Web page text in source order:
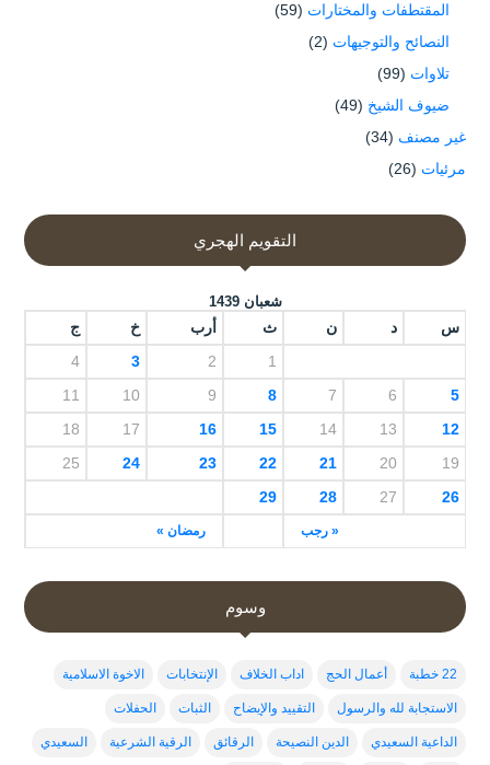
المقتطفات والمختارات (59)
النصائح والتوجيهات (2)
تلاوات (99)
ضيوف الشيخ (49)
غير مصنف (34)
مرئيات (26)
التقويم الهجري
شعبان 1439
س د ن ث أرب خ ج
« رجب رمضان »
1
2
3
4
5
6
7
8
9
10
11
12
13
14
15
16
17
18
19
20
21
22
23
24
25
26
27
28
29
وسوم
22 خطبة أعمال الحج اداب الخلاف الإنتخابات الاخوة الاسلامية
الاستجابة لله والرسول التقييد والإيضاح الثبات الحفلات
الداعية السعيدي الدين النصيحة الرقائق الرقية الشرعية السعيدي